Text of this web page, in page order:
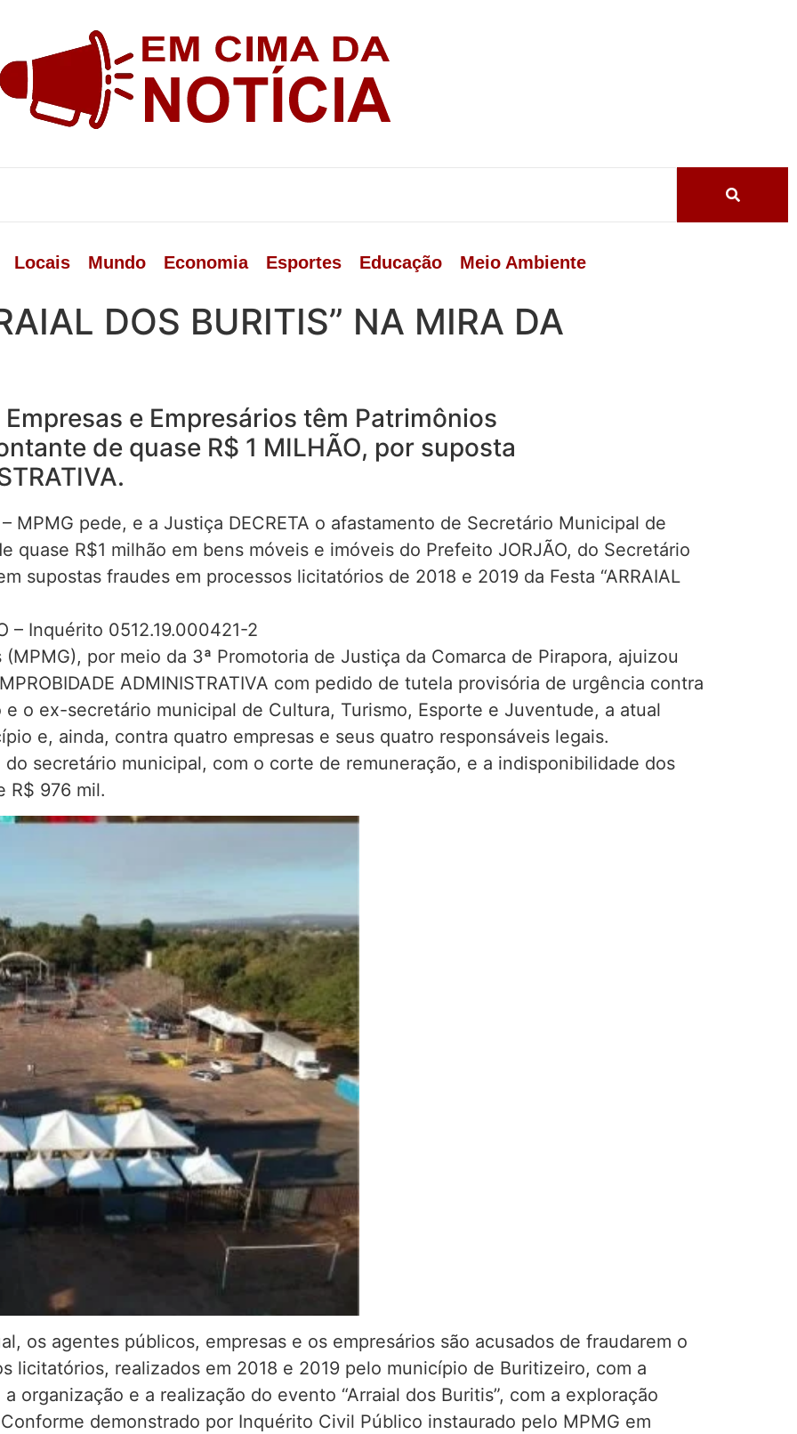
Locais Mundo Economia Esportes Educação Meio Ambiente
DOS BURITIS” NA MIRA DA
e Empresários têm Patrimônios
de quase R$ 1 MILHÃO, por suposta
MPMG pede, e a Justiça DECRETA o afastamento de Secretário Municipal de
quase R$1 milhão em bens móveis e imóveis do Prefeito JORJÃO, do Secretário
supostas fraudes em processos licitatórios de 2018 e 2019 da Festa “ARRAIAL
– Inquérito 0512.19.000421-2
por meio da 3ª Promotoria de Justiça da Comarca de Pirapora, ajuizou
ADMINISTRATIVA com pedido de tutela provisória de urgência contra
o ex-secretário municipal de Cultura, Turismo, Esporte e Juventude, a atual
e, ainda, contra quatro empresas e seus quatro responsáveis legais.
secretário municipal, com o corte de remuneração, e a indisponibilidade dos
R$ 976 mil.
os agentes públicos, empresas e os empresários são acusados de fraudarem o
licitatórios, realizados em 2018 e 2019 pelo município de Buritizeiro, com a
organização e a realização do evento “Arraial dos Buritis”, com a exploração
demonstrado por Inquérito Civil Público instaurado pelo MPMG em